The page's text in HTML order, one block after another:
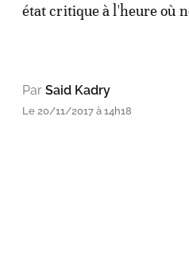
état critique à l'heure où
Par Said Kadry
Le 20/11/2017 à 14h18